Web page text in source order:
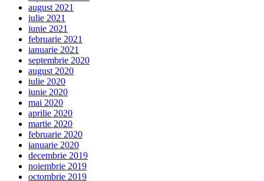
august 2021
iulie 2021
iunie 2021
februarie 2021
ianuarie 2021
septembrie 2020
august 2020
iulie 2020
iunie 2020
mai 2020
aprilie 2020
martie 2020
februarie 2020
ianuarie 2020
decembrie 2019
noiembrie 2019
octombrie 2019